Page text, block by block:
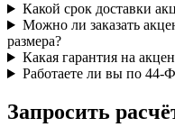
Какой срок доставки
Можно ли заказать
размера?
Какая гарантия на
Работаете ли вы по 44-
Запросить